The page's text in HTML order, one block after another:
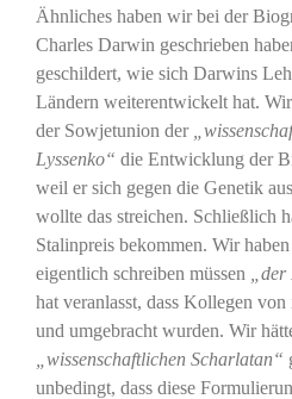
Ähnliches haben wir bei der
Charles Darwin geschrieben
geschildert, wie sich Darwins
Ländern weiterentwickelt hat.
der Sowjetunion der
Lyssenko“ die Entwicklung der
weil er sich gegen die Genetik
wollte das streichen. Schließlich
Stalinpreis bekommen. Wir
eigentlich schreiben müssen
hat veranlasst, dass Kollegen
und umgebracht wurden. Wir
„wissenschaftlichen Scharlatan“
unbedingt, dass diese